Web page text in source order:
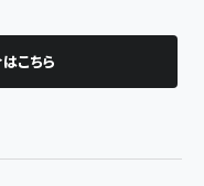
こちら